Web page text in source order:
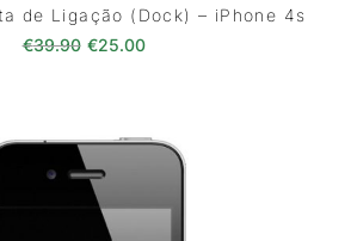
de Ligação (Dock) – iPhone 4s
€39.90 O preço original era: €39.90.
€25.00O preço atual é: